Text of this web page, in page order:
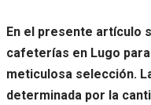
En el presente artículo
cafeterías en Lugo
meticulosa selección.
determinada por la